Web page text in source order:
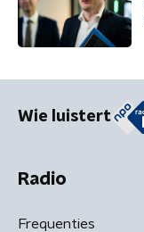
Wie luistert
Radio
Frequenties